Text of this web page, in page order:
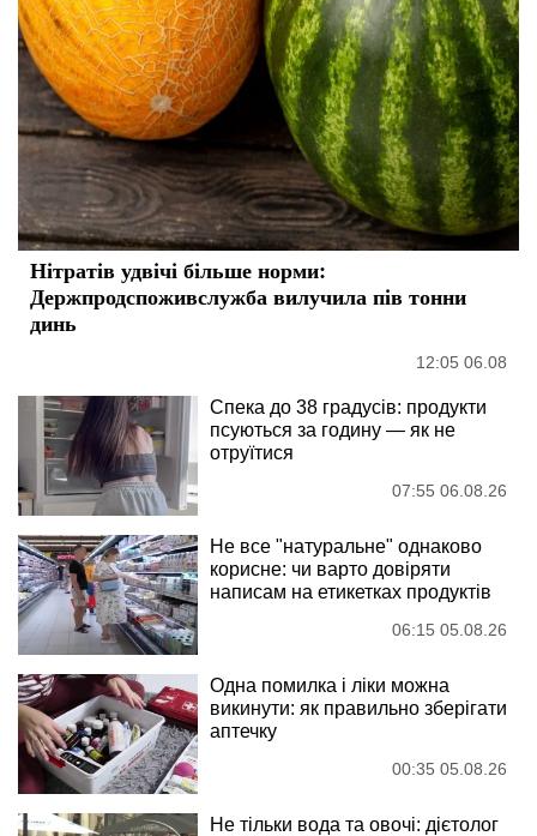
Нітратів удвічі більше норми:
Держпродспоживслужба вилучила пів тонни
динь
12:05 06.08
Спека до 38 градусів: продукти
псуються за годину — як не
отруїтися
07:55 06.08.26
Не все "натуральне" однаково
корисне: чи варто довіряти
написам на етикетках продуктів
06:15 05.08.26
Одна помилка і ліки можна
викинути: як правильно зберігати
аптечку
00:35 05.08.26
Не тільки вода та овочі: дієтолог